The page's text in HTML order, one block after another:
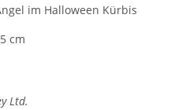
im Halloween Kürbis
cm
Ltd.